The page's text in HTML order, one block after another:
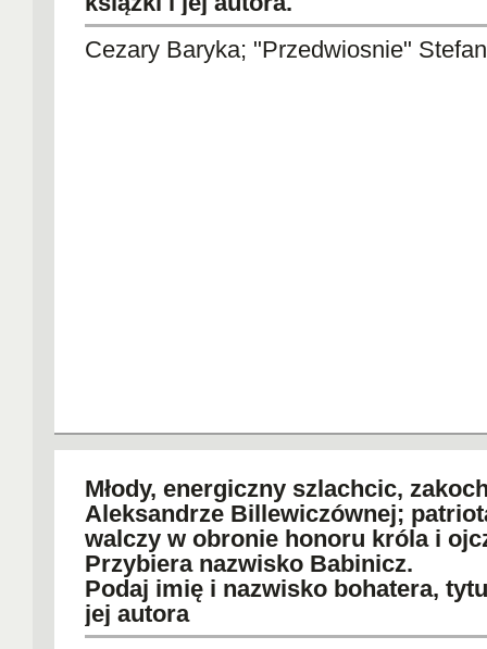
Cezary Baryka; "Przedwiosnie"
Młody, energiczny szlachcic,
Aleksandrze Billewiczównej;
walczy w obronie honoru króla i
Przybiera nazwisko Babinicz.
Podaj imię i nazwisko bohatera,
jej autora